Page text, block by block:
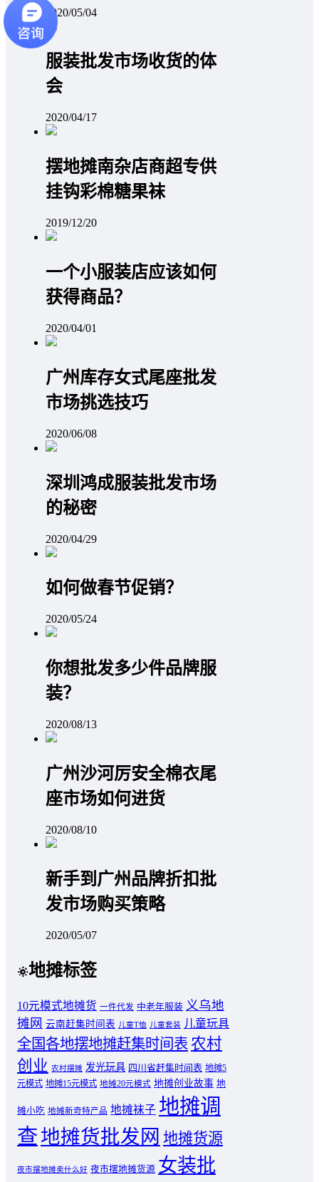
2020/05/04
服装批发市场收货的体
会
2020/04/17
摆地摊南杂店商超专供
挂钩彩棉糖果袜
2019/12/20
一个小服装店应该如何
获得商品？
2020/04/01
广州库存女式尾座批发
市场挑选技巧
2020/06/08
深圳鸿成服装批发市场
的秘密
2020/04/29
如何做春节促销？
2020/05/24
你想批发多少件品牌服
装？
2020/08/13
广州沙河厉安全棉衣尾
座市场如何进货
2020/08/10
新手到广州品牌折扣批
发市场购买策略
2020/05/07
地摊标签
10元模式地摊货 一件代发 中老年服装 义乌地
摊网 云南赶集时间表 儿童T恤 儿童套装 儿童玩具
全国各地摆地摊赶集时间表 农村
创业 农村摆摊 发光玩具 四川省赶集时间表 地摊5
元模式 地摊15元模式 地摊20元模式 地摊创业故事 地
摊小吃 地摊新奇特产品 地摊袜子 地摊调
查地摊货批发网 地摊货源
夜市摆地摊卖什么好 夜市摆地摊货源 女装批